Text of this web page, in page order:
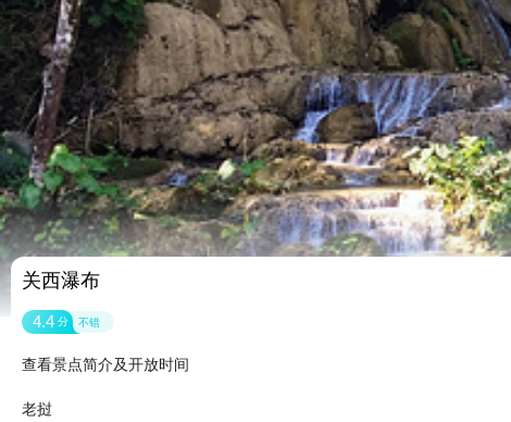
关西瀑布
4.4 分 不错
查看景点简介及开放时间
老挝